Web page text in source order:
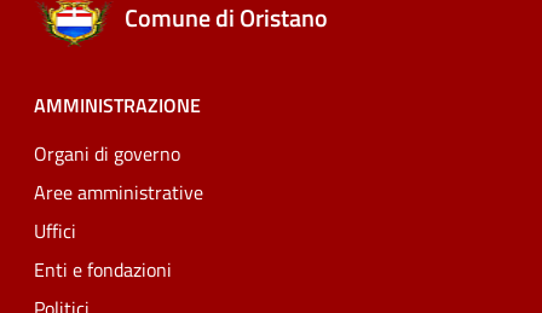
Comune di Oristano
AMMINISTRAZIONE
Organi di governo
Aree amministrative
Uffici
Enti e fondazioni